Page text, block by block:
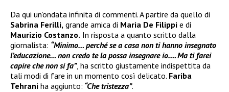
Da qui un’ondata infinita di commenti. A partire da quello di
Sabrina Ferilli, grande amica di Maria De Filippi e di
Maurizio Costanzo. In risposta a quanto scritto dalla
giornalista: “Minimo… perché se a casa non ti hanno insegnato
l’educazione… non credo te la possa insegnare io…. Ma ti farei
capire che non si fa”, ha scritto giustamente indispettita da
tali modi di fare in un momento così delicato. Fariba
Tehrani ha aggiunto: “Che tristezza”.